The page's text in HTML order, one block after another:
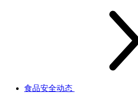
食品安全动态